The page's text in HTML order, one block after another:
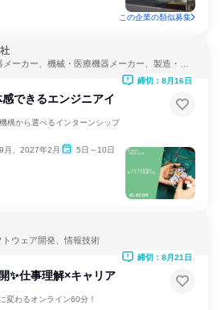
この企業の類似募集
ーカー、機械・医療機器メーカー、製造・メ
できるエンジニアイ
構から選べるインターンシップ
月、2027年2月 5日～10日
締切：8月16日
ウェア開発、情報技術
✨仕事理解×キャリア
変わるオンライン60分！
締切：8月21日